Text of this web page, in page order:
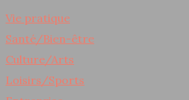
Vie pratique
Santé/Bien-être
Culture/Arts
Loisirs/Sports